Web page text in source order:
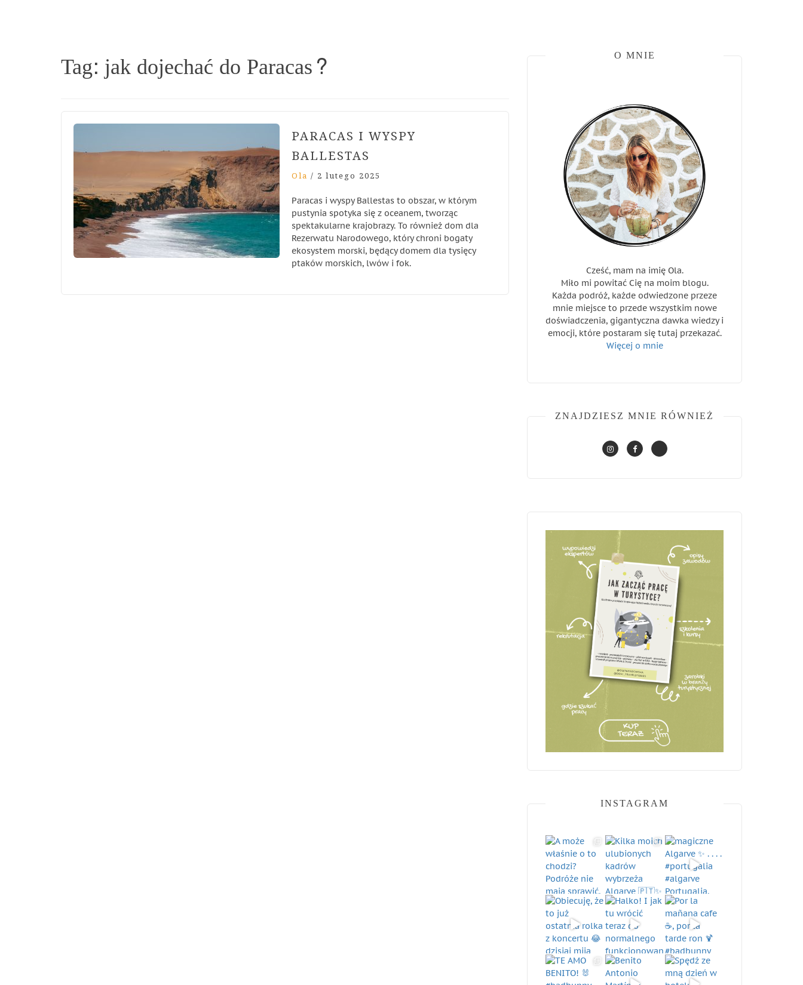
Tag:jak dojechać do Paracas?
PARACAS I WYSPY
BALLESTAS
Ola / 2 lutego 2025
Paracas i wyspy Ballestas to obszar, w którym
pustynia spotyka się z oceanem, tworząc
spektakularne krajobrazy. To również dom dla
Rezerwatu Narodowego, który chroni bogaty
ekosystem morski, będący domem dla tysięcy
ptaków morskich, lwów i fok.
O MNIE
Cześć, mam na imię Ola.
Miło mi powitać Cię na moim blogu.
Każda podróż, każde odwiedzone przeze
mnie miejsce to przede wszystkim nowe
doświadczenia, gigantyczna dawka wiedzy i
emocji, które postaram się tutaj przekazać.
Więcej o mnie
ZNAJDZIESZ MNIE RÓWNIEŻ
INSTAGRAM